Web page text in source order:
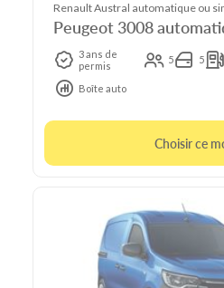
Renault Austral automatique ou
Peugeot 3008
3 ans de
permis
5 5
Boîte auto
Choisir ce